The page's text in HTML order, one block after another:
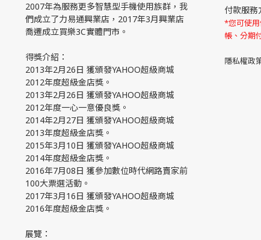
2007年為服務更多智慧型手機使用族群，我
們成立了力易通興業店，2017年3月興業店
喬遷成立買樂3C實體門市。
得獎介紹：
2013年2月26日 獲頒發YAHOO超級商城
2012年度超級金店獎。
2013年2月26日 獲頒發YAHOO超級商城
2012年度一心一意優良獎。
2014年2月27日 獲頒發YAHOO超級商城
2013年度超級金店獎。
2015年3月10日 獲頒發YAHOO超級商城
2014年度超級金店獎。
2016年7月08日 獲參加數位時代網路賣家前
100大票選活動。
2017年3月16日 獲頒發YAHOO超級商城
2016年度超級金店獎。
展覽：
付款服務
*您可使用
帳、分期
隱私權政